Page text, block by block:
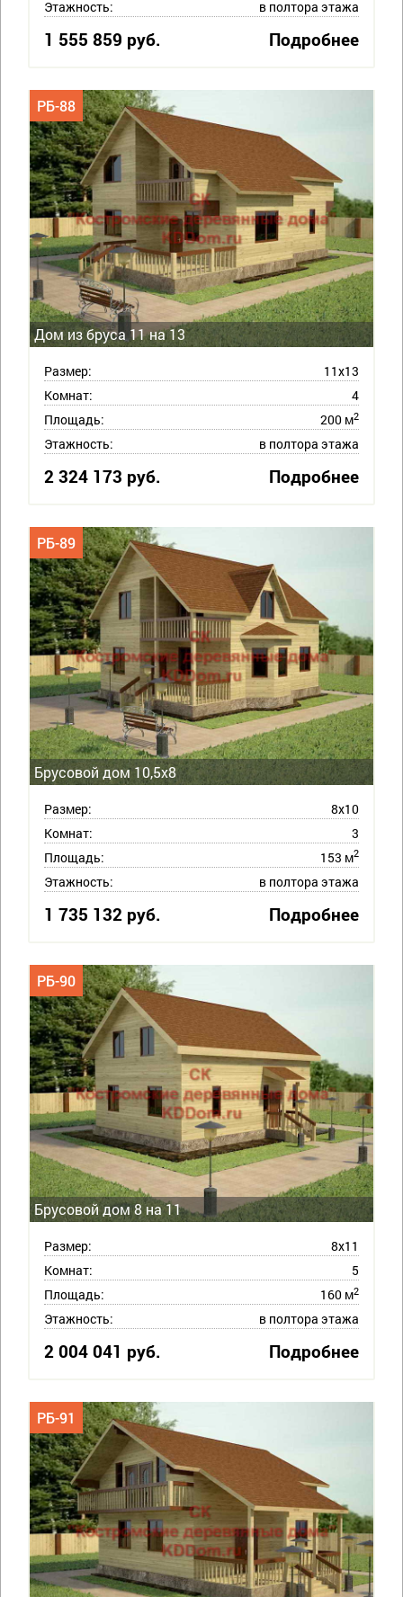
Этажность: в полтора этажа
1 555 859 руб. Подробнее
Дом из бруса 11 на 13
РБ-88
Размер:
11х13
Комнат:
4
Площадь:
200 м2
Этажность: в полтора этажа
2 324 173 руб. Подробнее
Брусовой дом 10,5х8
РБ-89
Размер:
8х10
Комнат:
3
Площадь:
153 м2
Этажность: в полтора этажа
1 735 132 руб. Подробнее
Брусовой дом 8 на 11
РБ-90
Размер:
8х11
Комнат:
5
Площадь:
160 м2
Этажность: в полтора этажа
2 004 041 руб. Подробнее
РБ-91